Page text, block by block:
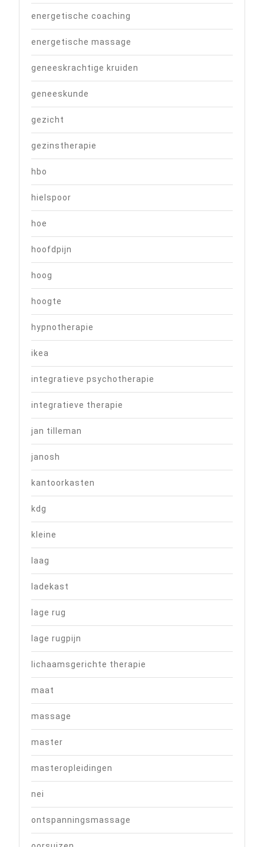
energetische coaching
energetische massage
geneeskrachtige kruiden
geneeskunde
gezicht
gezinstherapie
hbo
hielspoor
hoe
hoofdpijn
hoog
hoogte
hypnotherapie
ikea
integratieve psychotherapie
integratieve therapie
jan tilleman
janosh
kantoorkasten
kdg
kleine
laag
ladekast
lage rug
lage rugpijn
lichaamsgerichte therapie
maat
massage
master
masteropleidingen
nei
ontspanningsmassage